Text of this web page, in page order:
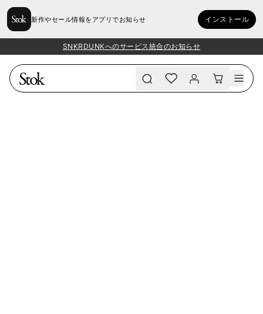
新作やセール情報をアプリでお知らせ インストール
SNKRDUNKへのサービス統合のお知らせ